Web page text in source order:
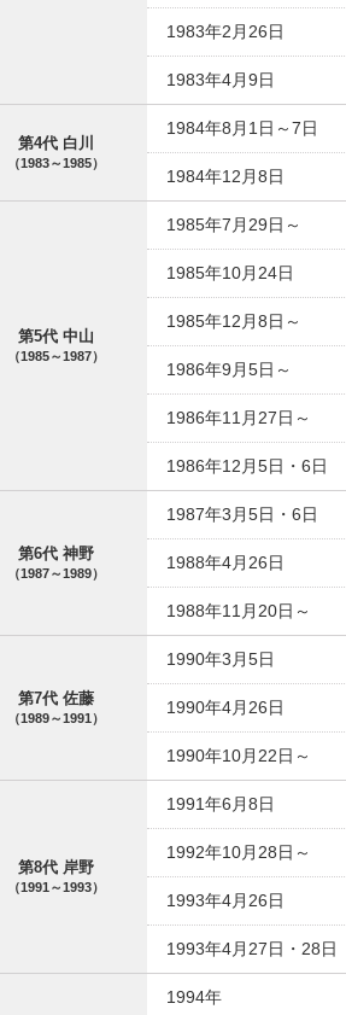
1983年2月26日
1983年4月9日
第4代 白川
（1983～1985）
1984年8月1日～7日
1984年12月8日
第5代 中山
（1985～1987）
1985年7月29日～
1985年10月24日
1985年12月8日～
1986年9月5日～
1986年11月27日～
1986年12月5日・6日
第6代 神野
（1987～1989）
1987年3月5日・6日
1988年4月26日
1988年11月20日～
第7代 佐藤
（1989～1991）
1990年3月5日
1990年4月26日
1990年10月22日～
第8代 岸野
（1991～1993）
1991年6月8日
1992年10月28日～
1993年4月26日
1993年4月27日・28日
1994年